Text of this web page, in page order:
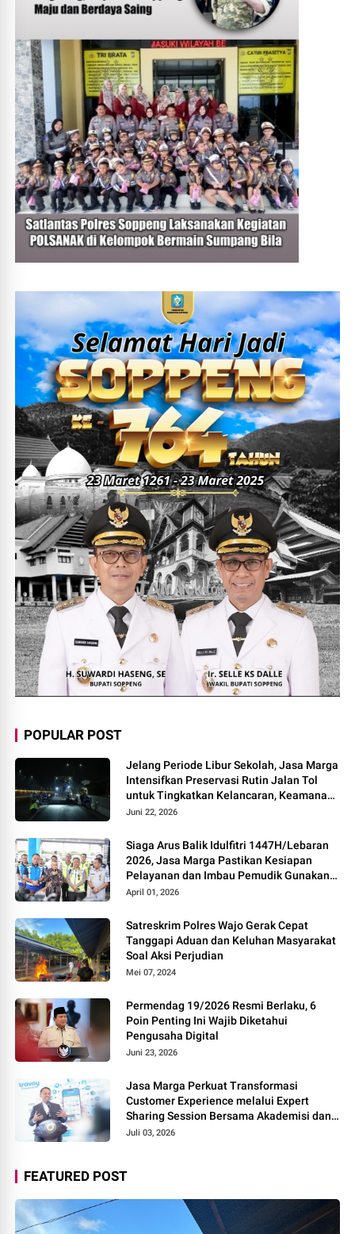
POPULAR POST
Jelang Periode Libur Sekolah, Jasa Marga
Intensifkan Preservasi Rutin Jalan Tol
untuk Tingkatkan Kelancaran, Keamanan
dan Kenyamanan Perjalanan
Juni 22, 2026
Siaga Arus Balik Idulfitri 1447H/Lebaran
2026, Jasa Marga Pastikan Kesiapan
Pelayanan dan Imbau Pemudik Gunakan
Rest Area Alternatif
April 01, 2026
Satreskrim Polres Wajo Gerak Cepat
Tanggapi Aduan dan Keluhan Masyarakat
Soal Aksi Perjudian
Mei 07, 2024
Permendag 19/2026 Resmi Berlaku, 6
Poin Penting Ini Wajib Diketahui
Pengusaha Digital
Juni 23, 2026
Jasa Marga Perkuat Transformasi
Customer Experience melalui Expert
Sharing Session Bersama Akademisi dan
Praktisi
Juli 03, 2026
FEATURED POST